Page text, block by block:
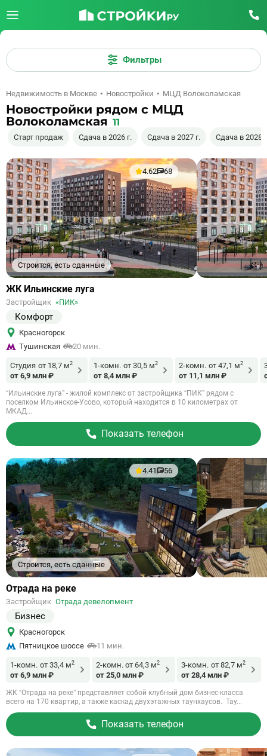
Фильтры
Недвижимость в Москве Новостройки МЦД Волоколамская
Новостройки рядом с МЦД
Волоколамская 11
Старт продаж Сдача в 2026 г. Сдача в 2027 г. Сдача в 2028
Строится, есть сданные
4.62 68
Ссылка
объект
ЖК Ильинские луга
Застройщик «ПИК»
Комфорт
Красногорск
Тушинская
20 мин.
Студия от 18,7 м2
от 6,9 млн ₽
1-комн. от 30,5 м2
от 8,4 млн ₽
2-комн. от 47,1 м2
от 11,1 млн ₽
“Ильинские луга” - жилой комплекс от застройщика “ПИК” рядом с
поселком Ильинское-Усово, который находится в 10 километрах от
МКАД...
Показать телефон
Строится, есть сданные
4.41 56
Ссылка
объект
Отрада на реке
Застройщик Отрада девелопмент
Бизнес
Красногорск
Пятницкое шоссе
11 мин.
1-комн. от 33,4 м2
от 6,9 млн ₽
2-комн. от 64,3 м2
от 25,0 млн ₽
3-комн. от 82,7 м2
от 28,4 млн ₽
ЖК “Отрада на реке” представляет собой клубный дом бизнес-класса
всего на 170 квартир, а также каскад двухэтажных таунхаусов. Тау...
Показать телефон